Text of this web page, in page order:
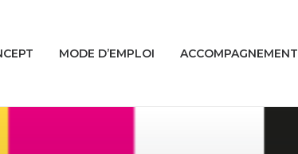
MODE D’EMPLOI ACCOMPAGNEMENT